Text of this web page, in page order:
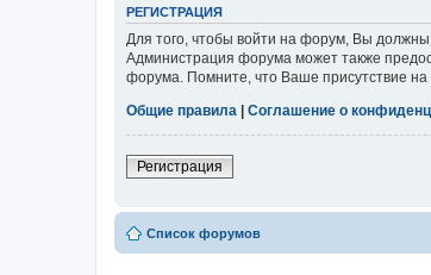
РЕГИСТРАЦИЯ
Для того, чтобы войти на форум, Вы должны
Администрация форума может также
форума. Помните, что Ваше присутствие на
Общие правила
Соглашение о
Регистрация
Список форумов